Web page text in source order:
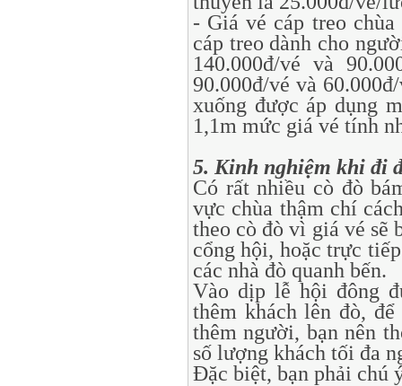
- Giá vé cáp treo
cáp treo dành cho
140.000đ/vé và
90.000đ/vé và
xuống được áp dụng
1,1m mức giá vé tính
5. Kinh nghiệm khi đi
Có rất nhiều cò đò
vực chùa thậm chí
theo cò đò vì giá vé sẽ
cổng hội, hoặc trực
các nhà đò quanh bến.
Vào dịp lễ hội đông
thêm khách lên đò,
thêm người, bạn nên
số lượng khách tối đa
Đặc biệt, bạn phải chú